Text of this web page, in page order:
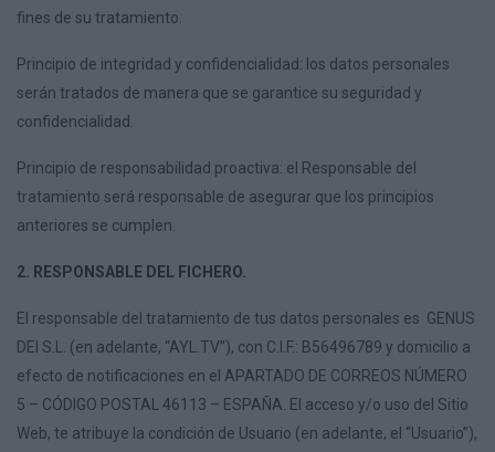
fines de su tratamiento.
Principio de integridad y confidencialidad: los datos personales
serán tratados de manera que se garantice su seguridad y
confidencialidad.
Principio de responsabilidad proactiva: el Responsable del
tratamiento será responsable de asegurar que los principios
anteriores se cumplen.
2. RESPONSABLE DEL FICHERO.
El responsable del tratamiento de tus datos personales es GENUS
DEI S.L. (en adelante, “AYL.TV”), con C.I.F.: B56496789 y domicilio a
efecto de notificaciones en el APARTADO DE CORREOS NÚMERO
5 – CÓDIGO POSTAL 46113 – ESPAÑA. El acceso y/o uso del Sitio
Web, te atribuye la condición de Usuario (en adelante, el “Usuario”),